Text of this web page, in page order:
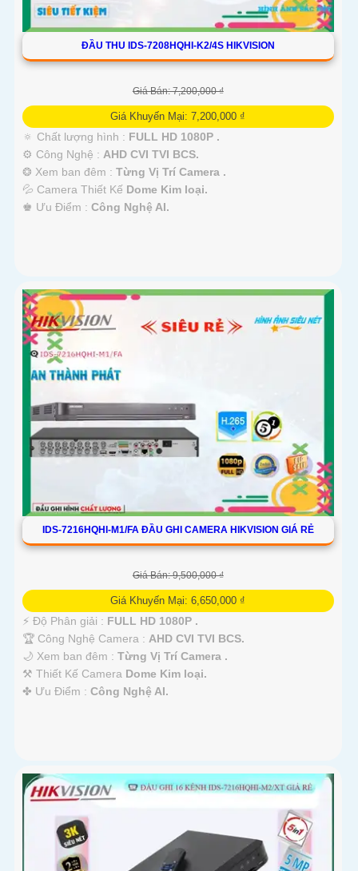
ĐẦU THU IDS-7208HQHI-K2/4S HIKVISION
Giá Bán: 7,200,000 ₫
Giá Khuyến Mại: 7,200,000 ₫
🔅 Chất lượng hình : FULL HD 1080P .
⚙ Công Nghệ : AHD CVI TVI BCS.
❂ Xem ban đêm : Từng Vị Trí Camera .
💦 Camera Thiết Kế Dome Kim loại.
️♚ Ưu Điểm : Công Nghệ AI.
IDS-7216HQHI-M1/FA ĐẦU GHI CAMERA HIKVISION GIÁ RẺ
Giá Bán: 9,500,000 ₫
Giá Khuyến Mại: 6,650,000 ₫
️⚡ Độ Phân giải : FULL HD 1080P .
🏆 Công Nghệ Camera : AHD CVI TVI BCS.
🌙 Xem ban đêm : Từng Vị Trí Camera .
⚒ Thiết Kế Camera Dome Kim loại.
️✤ Ưu Điểm : Công Nghệ AI.